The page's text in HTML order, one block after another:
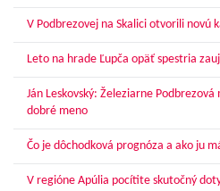
V Podbrezovej na Skalici otvorili novú
Leto na hrade Ľupča opäť spestria
Ján Leskovský: Železiarne
dobré meno
Čo je dôchodková prognóza a ako ju
V regióne Apúlia pocítite skutočný